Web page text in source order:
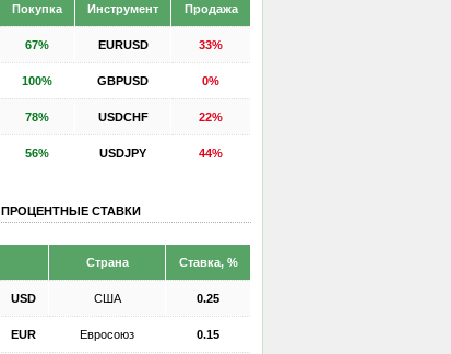
Покупка Инструмент Продажа
67% EURUSD 33%
100% GBPUSD 0%
78% USDCHF 22%
56% USDJPY 44%
ПРОЦЕНТНЫЕ СТАВКИ
Страна Ставка, %
USD США 0.25
EUR Евросоюз 0.15